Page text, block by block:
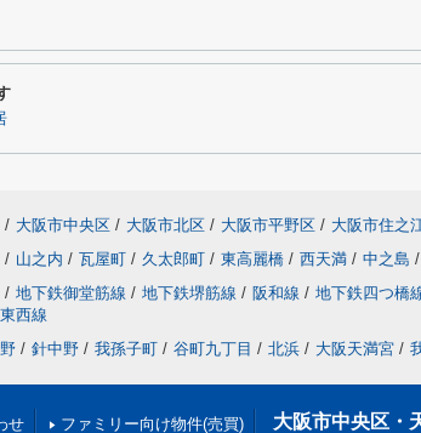
/ 大阪市中央区 / 大阪市北区 / 大阪市平野区 / 大阪市住之
/ 山之内 / 瓦屋町 / 久太郎町 / 東高麗橋 / 西天満 / 中之島 /
/ 地下鉄御堂筋線 / 地下鉄堺筋線 / 阪和線 / 地下鉄四つ橋
東西線
/ 針中野 / 我孫子町 / 谷町九丁目 / 北浜 / 大阪天満宮 /
せ ファミリー向け物件(売買) 大阪市中央区・